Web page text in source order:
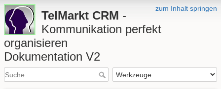
zum Inhalt springen
TelMarkt CRM -
Kommunikation perfekt
organisieren
Dokumentation V2